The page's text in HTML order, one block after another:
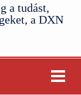
a tudást,
a DXN